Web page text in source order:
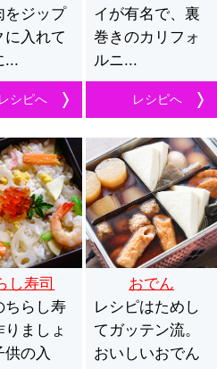
をジップ
に入れて
...
レシピへ
イが有名で、裏
巻きのカリフォ
ルニ...
レシピへ
し寿司
ちらし寿
りましょ
供の入
おでん
レシピはためし
てガッテン流。
おいしいおでん